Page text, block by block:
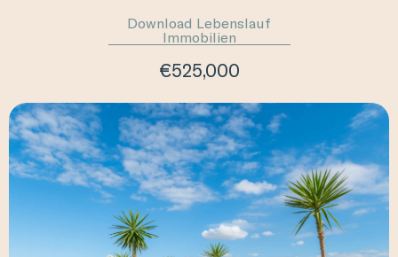
Download Lebenslauf
Immobilien
€525,000